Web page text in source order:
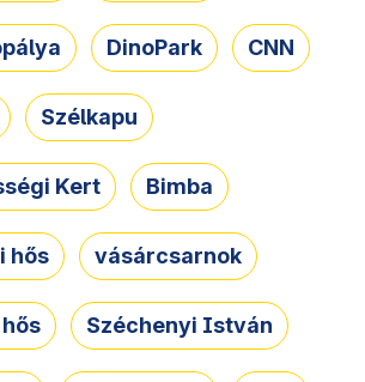
DinoPark CNN
Szélkapu
Kert Bimba
hős vásárcsarnok
Széchenyi István